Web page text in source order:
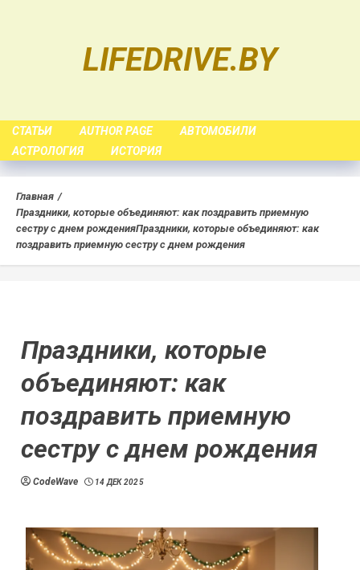
LIFEDRIVE.BY
СТАТЬИ AUTHOR PAGE
АВТОМОБИЛИ
АСТРОЛОГИЯ
ИСТОРИЯ
Главная
Праздники, которые объединяют: как поздравить приемную
сестру с днем рожденияПраздники, которые объединяют: как
поздравить приемную сестру с днем рождения
Праздники, которые
объединяют: как
поздравить приемную
сестру с днем рождения
CodeWave 14 ДЕК 2025